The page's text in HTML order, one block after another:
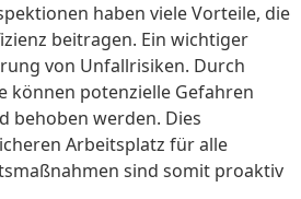
haben viele Vorteile, die
beitragen. Ein wichtiger
von Unfallrisiken. Durch
können potenzielle Gefahren
behoben werden. Dies
Arbeitsplatz für alle
sind somit proaktiv